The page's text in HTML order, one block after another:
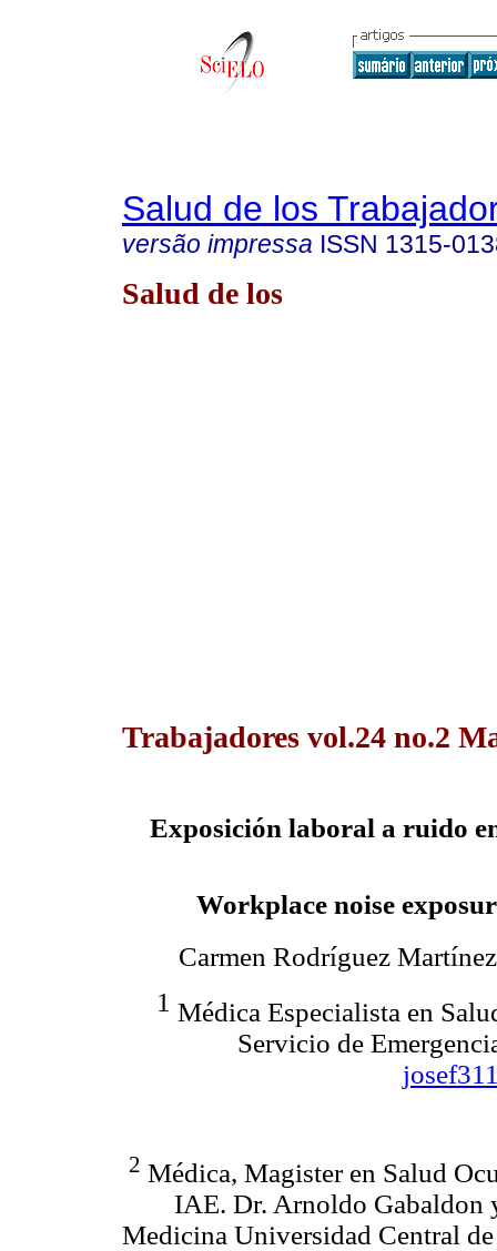
Salud de los
versão impressa ISSN 1315-
Salud de los
Trabajadores vol.24 no.2
Exposición laboral a ruido
Workplace noise
Carmen Rodríguez Martínez
1 Médica Especialista en
Servicio de
2 Médica, Magister en Salud
IAE. Dr. Arnoldo Gabaldon
Medicina Universidad Central